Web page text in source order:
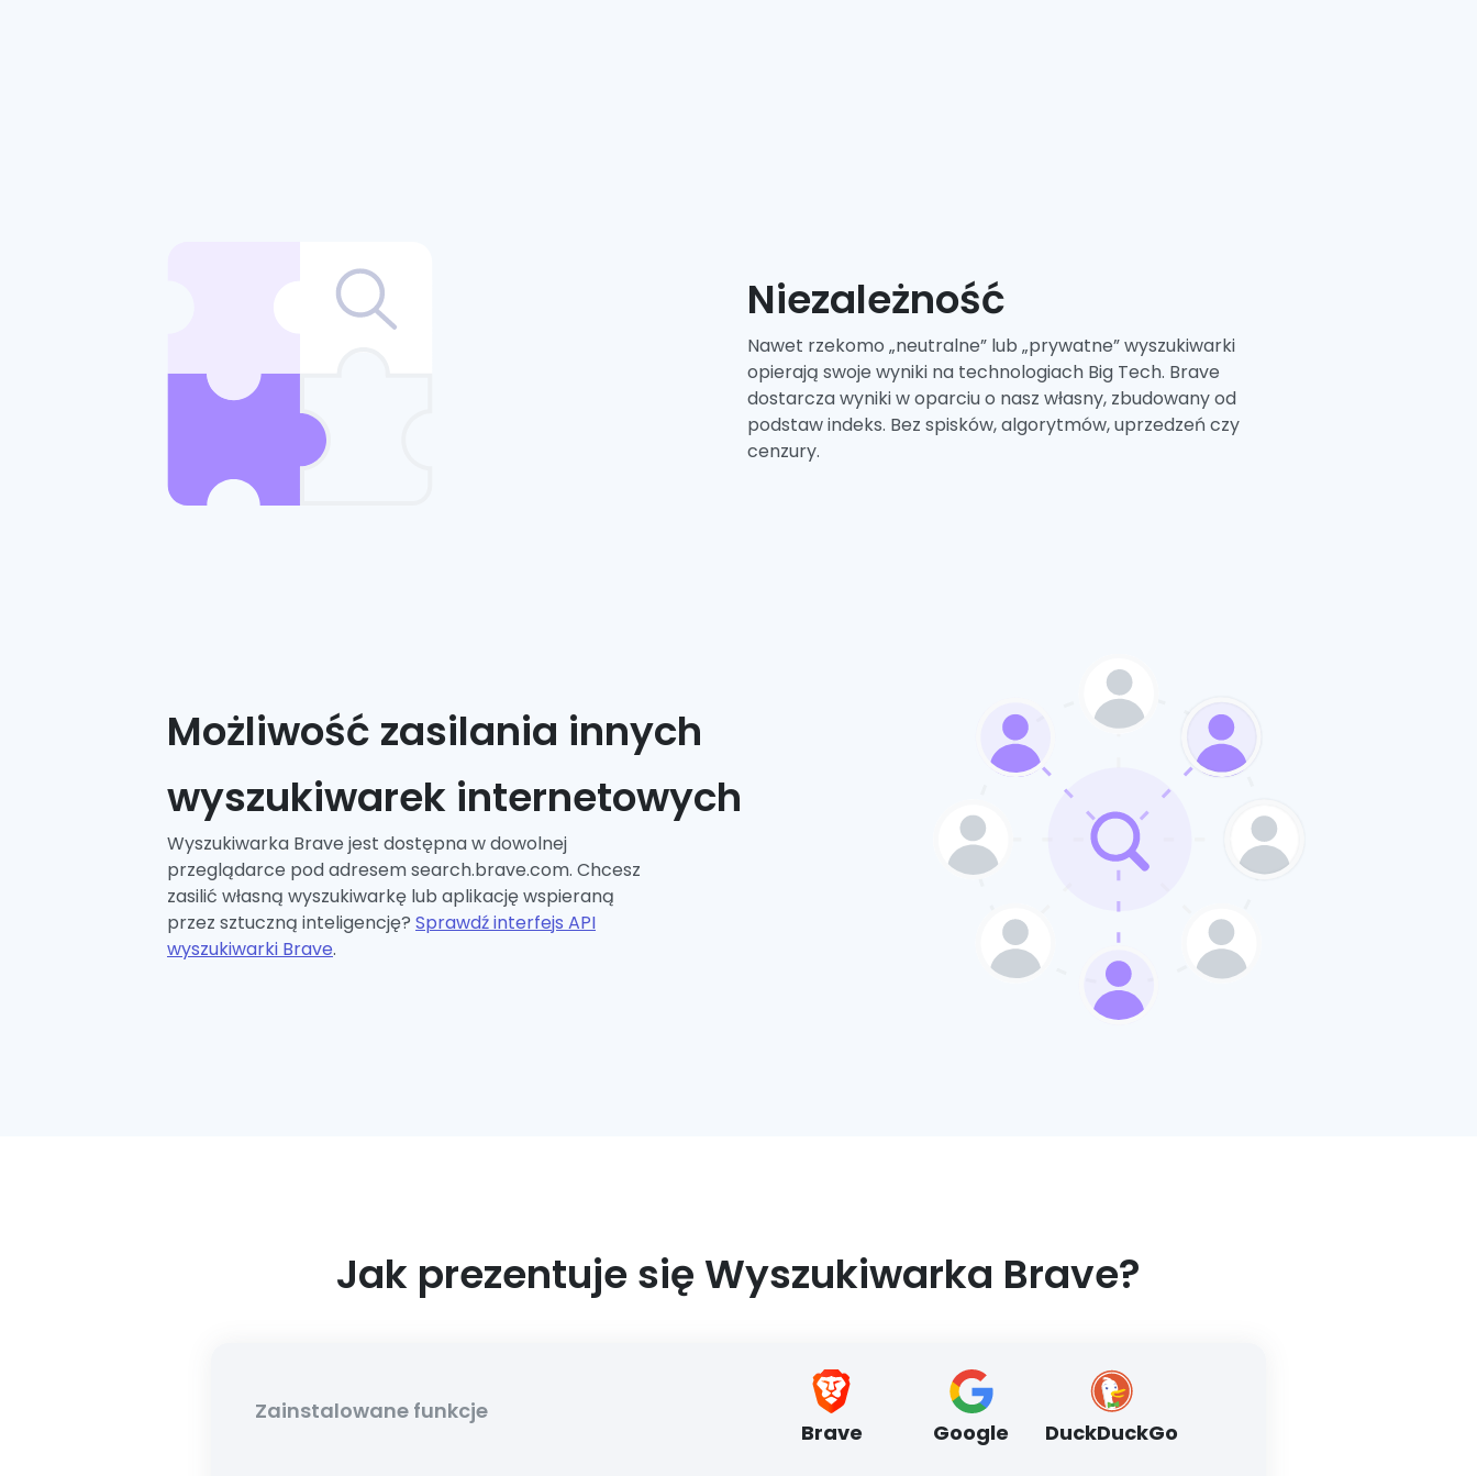
Niezależność
Nawet rzekomo „neutralne” lub „prywatne” wyszukiwarki
opierają swoje wyniki na technologiach Big Tech. Brave
dostarcza wyniki w oparciu o nasz własny, zbudowany od
podstaw indeks. Bez spisków, algorytmów, uprzedzeń czy
cenzury.
Możliwość zasilania innych
wyszukiwarek internetowych
Wyszukiwarka Brave jest dostępna w dowolnej
przeglądarce pod adresem search.brave.com. Chcesz
zasilić własną wyszukiwarkę lub aplikację wspieraną
przez sztuczną inteligencję? Sprawdź interfejs API
wyszukiwarki Brave.
Jak prezentuje się Wyszukiwarka Brave?
Zainstalowane funkcje
Brave
Google DuckDuckGo